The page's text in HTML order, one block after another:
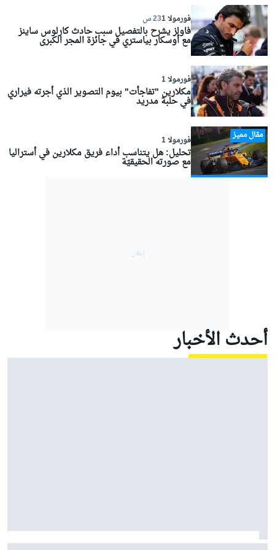
فورمولا 1 23 س
فاولز يشرح بالتفصيل سبب حادث كارلوس ساينز
مع أوسكار بياستري في جائزة المجر الكبرى
فورمولا 1
مكلارين "تفاجأت" بيوم التصوير الذي أجرته فيراري
في حلبة مدريد
مقال مميز فورمولا 1
تحليل: هل يتناسب أداء فريق مكلارين في أستراليا
مع صورته الحقيقيّة
أحدث الأخبار